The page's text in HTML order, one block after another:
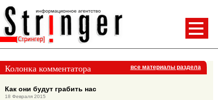
Колонка комментатора все материалы раздела
Как они будут грабить нас
18 Февраля 2015